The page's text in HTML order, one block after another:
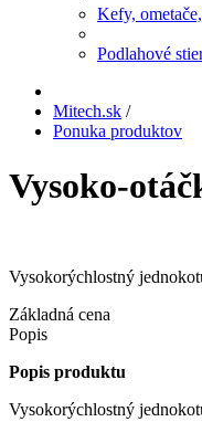
Kefy,
Podlahové
Mitech.sk /
Ponuka produktov
Vysoko-
Vysokorýchlostný
Základná cena
Popis
Popis produktu
Vysokorýchlostný